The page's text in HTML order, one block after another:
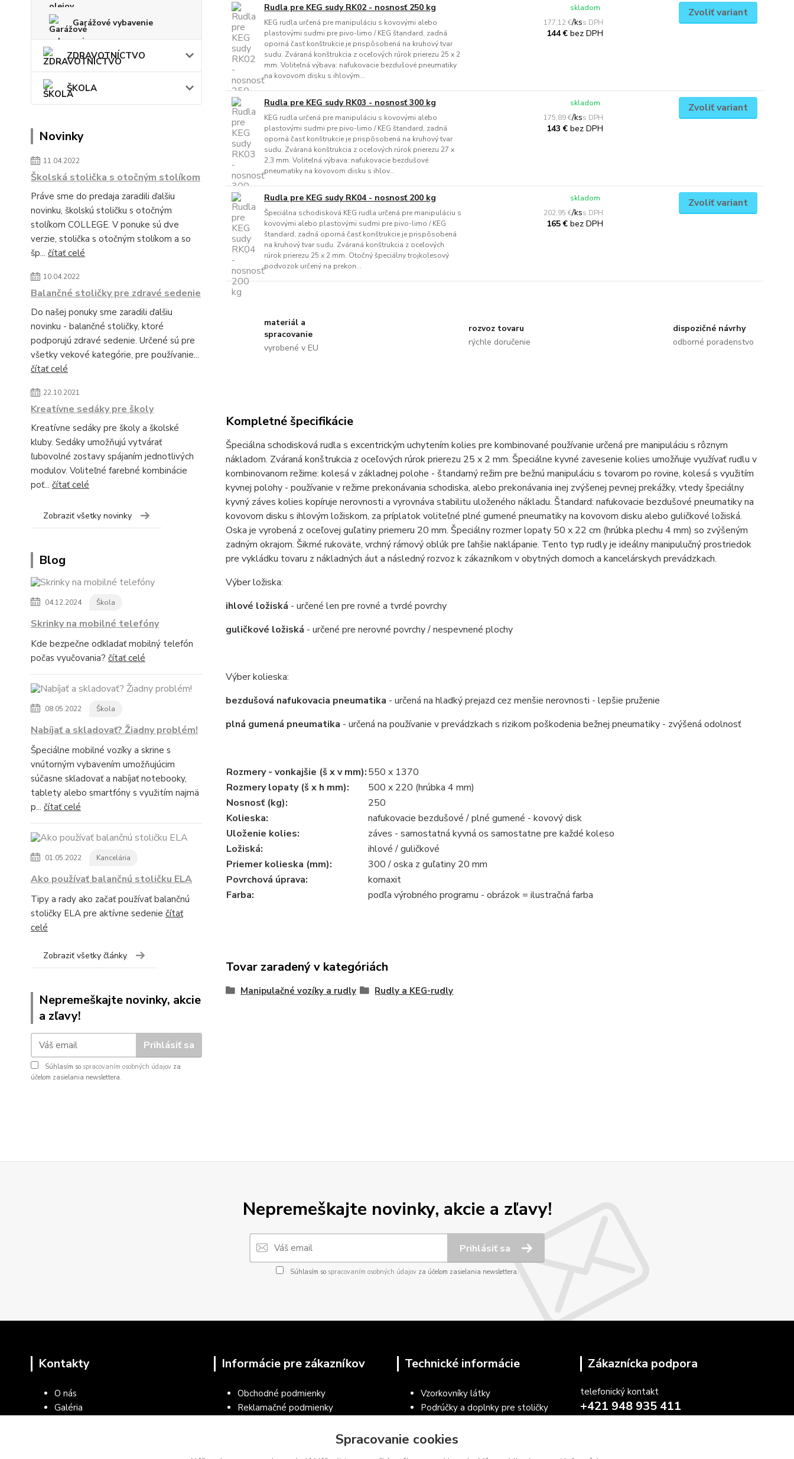
Garážové vybavenie
ZDRAVOTNÍCTVO
ŠKOLA
Novinky
11.04.2022
Školská stolička s otočným stolíkom
Práve sme do predaja zaradili ďalšiu
novinku, školskú stoličku s otočným
stolíkom COLLEGE. V ponuke sú dve
verzie, stolička s otočným stolíkom a so
šp... čítať celé
10.04.2022
Balančné stoličky pre zdravé sedenie
Do našej ponuky sme zaradili ďalšiu
novinku - balančné stoličky, ktoré
podporujú zdravé sedenie. Určené sú pre
všetky vekové kategórie, pre používanie...
čítať celé
22.10.2021
Kreatívne sedáky pre školy
Kreatívne sedáky pre školy a školské
kluby. Sedáky umožňujú vytvárať
ľubovolné zostavy spájaním jednotlivých
modulov. Voliteľné farebné kombinácie
poť... čítať celé
Zobraziť všetky novinky
Blog
04.12.2024 Škola
Skrinky na mobilné telefóny
Kde bezpečne odkladať mobilný telefón
počas vyučovania? čítať celé
08.05.2022 Škola
Nabíjať a skladovať? Žiadny problém!
Špeciálne mobilné vozíky a skrine s
vnútorným vybavením umožňujúcim
súčasne skladovať a nabíjať notebooky,
tablety alebo smartfóny s využitím najmä
p... čítať celé
01.05.2022 Kancelária
Ako používať balančnú stoličku ELA
Tipy a rady ako začať používať balančnú
stoličky ELA pre aktívne sedenie čítať
celé
Zobraziť všetky články
Nepremeškajte novinky, akcie
a zľavy!
Prihlásiť sa
Súhlasím so spracovaním osobných údajov za
účelom zasielania newslettera.
Rudla pre KEG sudy RK02 - nosnosť 250 kg
KEG rudla určená pre manipuláciu s kovovými alebo
plastovými sudmi pre pivo-limo / KEG štandard, zadná
oporná časť konštrukcie je prispôsobená na kruhový tvar
sudu. Zváraná konštrukcia z oceľových rúrok prierezu 25 x 2
mm. Voliteľná výbava: nafukovacie bezdušové pneumatiky
na kovovom disku s ihlovým...
177,12 €/ks
144 €bez DPH
skladom Zvoliť variant
Rudla pre KEG sudy RK03 - nosnosť 300 kg
KEG rudla určená pre manipuláciu s kovovými alebo
plastovými sudmi pre pivo-limo / KEG štandard, zadná
oporná časť konštrukcie je prispôsobená na kruhový tvar
sudu. Zváraná konštrukcia z oceľových rúrok prierezu 27 x
2,3 mm. Voliteľná výbava: nafukovacie bezdušové
pneumatiky na kovovom disku s ihlov...
175,89 €/ks
143 €bez DPH
skladom Zvoliť variant
Rudla pre KEG sudy RK04 - nosnosť 200 kg
Špeciálna schodisková KEG rudla určená pre manipuláciu s
kovovými alebo plastovými sudmi pre pivo-limo / KEG
štandard, zadná oporná časť konštrukcie je prispôsobená
na kruhový tvar sudu. Zváraná konštrukcia z oceľových
rúrok prierezu 25 x 2 mm. Otočný špeciálny trojkolesový
podvozok určený na prekon...
202,95 €/ks
165 €bez DPH
skladom Zvoliť variant
materiál a
spracovanie
vyrobené v EU
rozvoz tovaru
rýchle doručenie
dispozičné návrhy
odborné poradenstvo
Kompletné špecifikácie
Špeciálna schodisková rudla s excentrickým uchytením kolies pre kombinované používanie určená pre manipuláciu s rôznym
nákladom. Zváraná konštrukcia z oceľových rúrok prierezu 25 x 2 mm. Špeciálne kyvné zavesenie kolies umožňuje využívať rudlu v
kombinovanom režime: kolesá v základnej polohe - štandarný režim pre bežnú manipuláciu s tovarom po rovine, kolesá s využitím
kyvnej polohy - používanie v režime prekonávania schodiska, alebo prekonávania inej zvýšenej pevnej prekážky, vtedy špeciálny
kyvný záves kolies kopíruje nerovnosti a vyrovnáva stabilitu uloženého nákladu. Štandard: nafukovacie bezdušové pneumatiky na
kovovom disku s ihlovým ložiskom, za príplatok voliteľné plné gumené pneumatiky na kovovom disku alebo guličkové ložiská.
Oska je vyrobená z oceľovej guľatiny priemeru 20 mm. Špeciálny rozmer lopaty 50 x 22 cm (hrúbka plechu 4 mm) so zvýšeným
zadným okrajom. Šikmé rukoväte, vrchný rámový oblúk pre ľahšie naklápanie. Tento typ rudly je ideálny manipulučný prostriedok
pre vykládku tovaru z nákladných áut a následný rozvoz k zákazníkom v obytných domoch a kancelárskych prevádzkach.
Výber ložiska:
ihlové ložiská - určené len pre rovné a tvrdé povrchy
guličkové ložiská - určené pre nerovné povrchy / nespevnené plochy
Výber kolieska:
bezdušová nafukovacia pneumatika - určená na hladký prejazd cez menšie nerovnosti - lepšie pruženie
plná gumená pneumatika - určená na používanie v prevádzkach s rizikom poškodenia bežnej pneumatiky - zvýšená odolnosť
Rozmery - vonkajšie (š x v mm):550 x 1370
Rozmery lopaty (š x h mm):
500 x 220 (hrúbka 4 mm)
Nosnosť (kg):
250
Kolieska:
nafukovacie bezdušové / plné gumené - kovový disk
Uloženie kolies:
záves - samostatná kyvná os samostatne pre každé koleso
Ložiská:
ihlové / guličkové
Priemer kolieska (mm):
300 / oska z guľatiny 20 mm
Povrchová úprava:
komaxit
Farba:
podľa výrobného programu - obrázok = ilustračná farba
Tovar zaradený v kategóriách
Manipulačné vozíky a rudly Rudly a KEG-rudly
Nepremeškajte novinky, akcie a zľavy!
Prihlásiť sa
Súhlasím so spracovaním osobných údajovza účelom zasielania newslettera.
Kontakty
O nás
Galéria
Informácie pre zákazníkov
Obchodné podmienky
Reklamačné podmienky
Všeobecné podmienky používania
Technické informácie
Vzorkovníky látky
Podrúčky a doplnky pre stoličky
Vzorkovníky RAL práškové farby
Zákaznícka podpora
telefonický kontakt
+421 948 935 411
Spracovanie cookies